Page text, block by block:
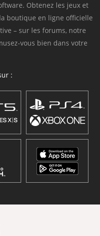
Obtenez les jeux et
boutique en ligne officielle
– sur les forums, notre
vous bien dans votre
: